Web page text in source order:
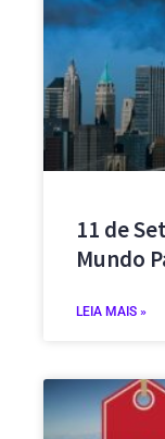
11 de
Mundo
LEIA MAIS »